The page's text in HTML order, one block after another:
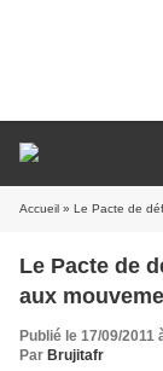
Accueil » Le Pacte de
Le Pacte de
aux
Publié le 17/09/2011
Par Brujitafr